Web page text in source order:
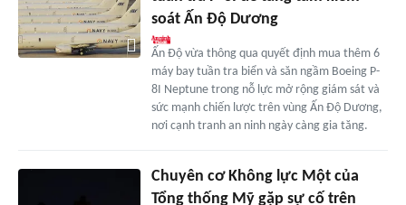
soát Ấn Độ Dương
Ấn Độ vừa thông qua quyết định mua thêm 6
máy bay tuần tra biển và săn ngầm Boeing P-
8I Neptune trong nỗ lực mở rộng giám sát và
sức mạnh chiến lược trên vùng Ấn Độ Dương,
nơi cạnh tranh an ninh ngày càng gia tăng.
Chuyên cơ Không lực Một của
Tổng thống Mỹ gặp sự cố trên